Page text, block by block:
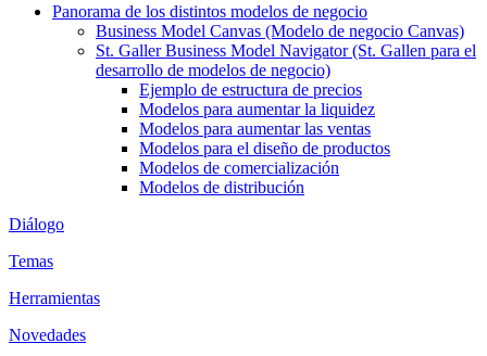
Panorama de los distintos modelos de negocio
Business Model Canvas (Modelo de negocio Canvas)
St. Galler Business Model Navigator (St. Gallen para el
desarrollo de modelos de negocio)
Ejemplo de estructura de precios
Modelos para aumentar la liquidez
Modelos para aumentar las ventas
Modelos para el diseño de productos
Modelos de comercialización
Modelos de distribución
Diálogo
Temas
Herramientas
Novedades